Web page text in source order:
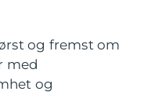
og fremst om
med
og